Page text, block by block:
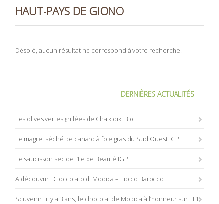
HAUT-PAYS DE GIONO
Désolé, aucun résultat ne correspond à votre recherche.
DERNIÈRES ACTUALITÉS
Les olives vertes grillées de Chalkidiki Bio
Le magret séché de canard à foie gras du Sud Ouest IGP
Le saucisson sec de l’Ile de Beauté IGP
A découvrir : Cioccolato di Modica – Tipico Barocco
Souvenir : il y a 3 ans, le chocolat de Modica à l’honneur sur TF1